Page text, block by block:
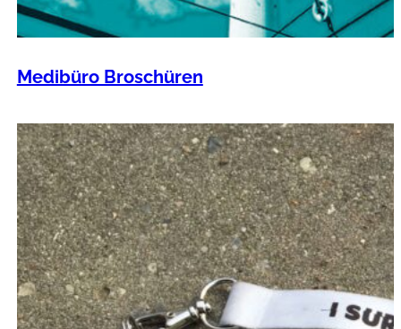
Medibüro Broschüren